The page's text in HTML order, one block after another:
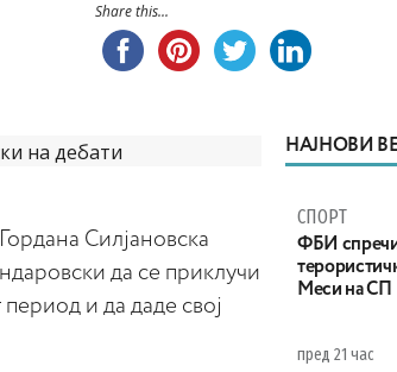
Share this...
Силјановска
да се приклучи
и да даде свој
НАЈНОВИ
СПОРТ
ФБИ
Меси на СП
пред 21 час